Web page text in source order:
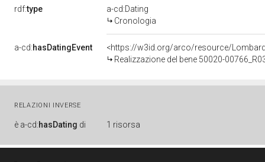
rdf:type
a-cd:Dating
Cronologia
a-cd:hasDatingEvent
<https://w3id.org/arco/resource/
Realizzazione del bene 50020-
RELAZIONI INVERSE
è a-cd:hasDating di 1 risorsa